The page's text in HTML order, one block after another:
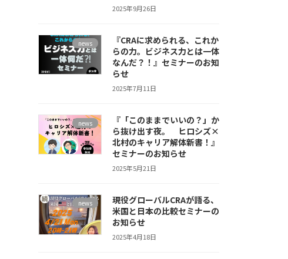
2025年9月26日
news
『CRAに求められる、これか
らの力。ビジネス力とは一体
なんだ？！』セミナーのお知
らせ
2025年7月11日
news
『「このままでいいの？」か
ら抜け出す夜。 ヒロシズ×
北村のキャリア解体新書！』
セミナーのお知らせ
2025年5月21日
news
現役グローバルCRAが語る、
米国と日本の比較セミナーの
お知らせ
2025年4月18日